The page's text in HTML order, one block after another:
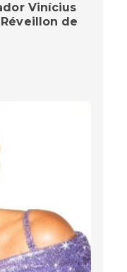
Vinícius
de